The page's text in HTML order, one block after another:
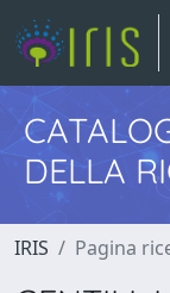
DELLA
IRIS Pagina